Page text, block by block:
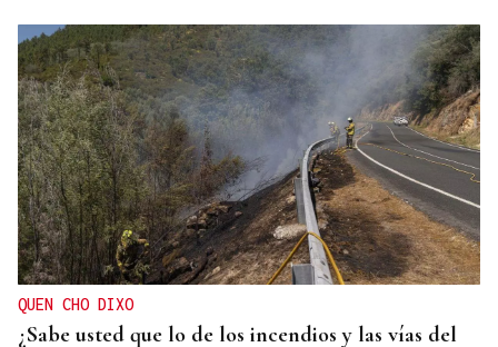
QUEN CHO DIXO
¿Sabe usted que lo de los incendios y las vías del